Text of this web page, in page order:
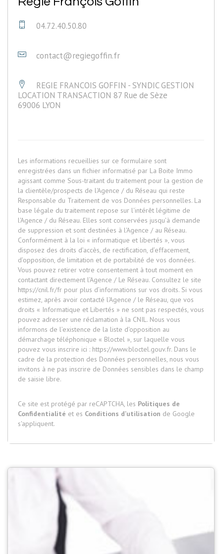
04.72.40.50.80
contact@regiegoffin.fr
REGIE FRANCOIS GOFFIN - SYNDIC GESTION
LOCATION TRANSACTION 87 Rue de Sèze
69006 LYON
Les informations recueillies sur ce formulaire sont
enregistrées dans un fichier informatisé par La Boite Immo
agissant comme Sous-traitant du traitement pour la gestion de
la clientèle/prospects de l'Agence / du Réseau qui reste
Responsable du Traitement de vos Données personnelles. La
base légale du traitement repose sur l'intérêt légitime de
l'Agence / du Réseau. Elles sont conservées jusqu'à demande
de suppression et sont destinées à l'Agence / au Réseau.
Conformément à la loi « informatique et libertés », vous
disposez des droits d’accès, de rectification, d’effacement,
d’opposition, de limitation et de portabilité de vos données.
Vous pouvez retirer votre consentement à tout moment en
contactant directement l’Agence / Le Réseau. Consultez le site
https://cnil.fr/fr pour plus d’informations sur vos droits. Si vous
estimez, après avoir contacté l'Agence / le Réseau, que vos
droits « Informatique et Libertés » ne sont pas respectés, vous
pouvez adresser une réclamation à la CNIL. Nous vous
informons de l’existence de la liste d'opposition au
démarchage téléphonique « Bloctel », sur laquelle vous
pouvez vous inscrire ici : https://www.bloctel.gouv.fr. Dans le
cadre de la protection des Données personnelles, nous vous
invitons à ne pas inscrire de Données sensibles dans le champ
de saisie libre.
Ce site est protégé par reCAPTCHA, les Politiques de
Confidentialité et es Conditions d'utilisation de Google
s'appliquent.